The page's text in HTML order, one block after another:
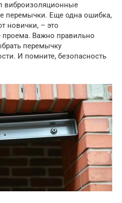
виброизоляционные
перемычки. Еще одна ошибка,
новички, – это
проема. Важно правильно
перемычку
И помните, безопасность